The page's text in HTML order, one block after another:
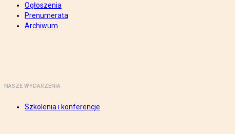
Ogłoszenia
Prenumerata
Archiwum
NASZE WYDARZENIA
Szkolenia i konferencje